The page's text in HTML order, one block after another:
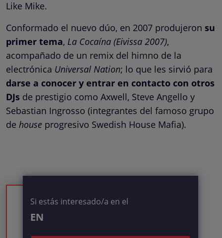
Like Mike.
Conformado el nuevo dúo, en 2007 produjeron su
primer tema, La Cocaína (Eivissa 2007),
acompañado de un remix del himno de la
electrónica Universal Nation; lo que les sirvió para
darse a conocer y entrar en contacto con otros
DJs de prestigio como Axwell, Steve Angello y
Sebastian Ingrosso (integrantes del famoso grupo
de house progresivo Swedish House Mafia).
Si estás interesado/a en el
EN